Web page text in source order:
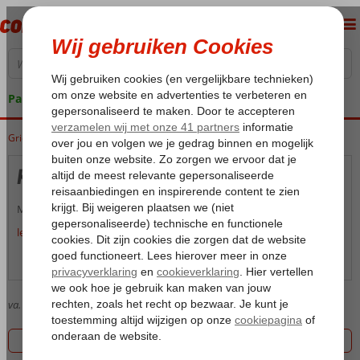
Pakketgarantie
Home
Griekenland Kreta Kreta Kalamaki
Kalamaki
Meer informatie volgt zo snel mogelijk.
lees meer over Kalamaki
Over Kalamaki
Kaart
va. Goedkoopste prijs, 1 aanbiedingen
Filter 1 aanbiedingen